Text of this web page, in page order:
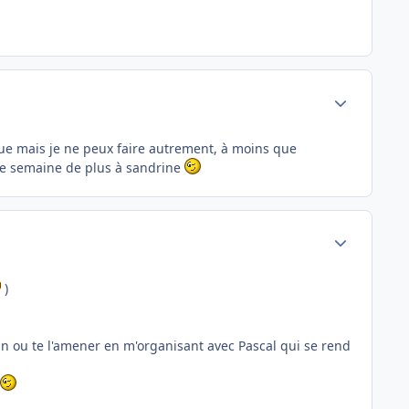
mais je ne peux faire autrement, à moins que
semaine de plus à sandrine
)
te l'amener en m'organisant avec Pascal qui se rend